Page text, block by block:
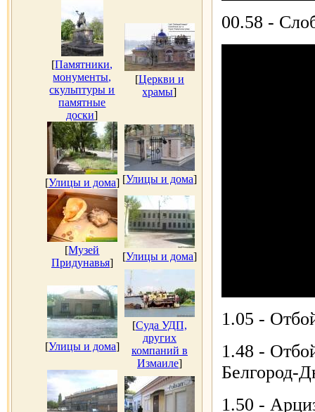
[Памятники,
монументы,
скульптуры и
памятные
доски]
[Церкви и
храмы]
[Улицы и дома] [Улицы и дома]
[Музей
Придунавья]
[Улицы и дома]
[Улицы и дома]
[Суда УДП,
других
компаний в
Измаиле]
00.58 -
1.05 -
1.48 -
Белгород-
1.50 -